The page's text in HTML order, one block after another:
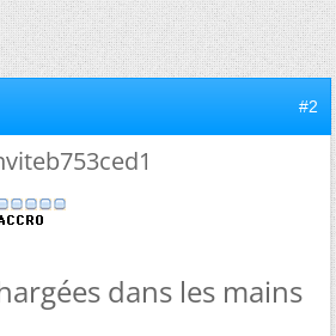
#2
dans les mains